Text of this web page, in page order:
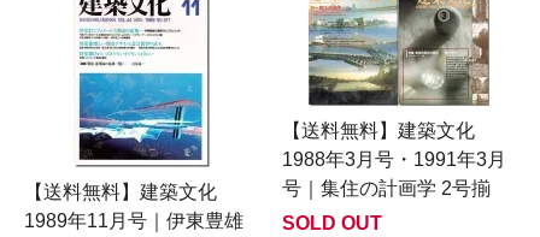
【送料無料】建築文化
1989年11月号｜伊東豊雄
【送料無料】建築文化
1988年3月号・1991年3月
号｜集住の計画学 2号揃
SOLD OUT